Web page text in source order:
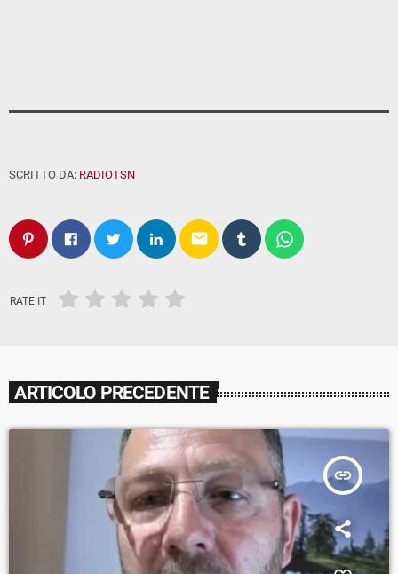
SCRITTO DA: RADIOTSN
email
RATE IT
ARTICOLO PRECEDENTE
insert_link